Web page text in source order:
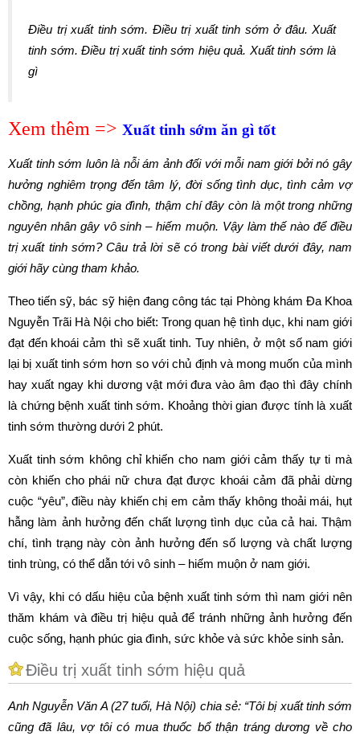
Điều trị xuất tinh sớm. Điều trị xuất tinh sớm ở đâu. Xuất
tinh sớm. Điều trị xuất tinh sớm hiệu quả. Xuất tinh sớm là
gì
Xem thêm => Xuất tinh sớm ăn gì tốt
Xuất tinh sớm luôn là nỗi ám ảnh đối với mỗi nam giới bởi nó gây
hưởng nghiêm trọng đến tâm lý, đời sống tình dục, tình cảm vợ
chồng, hạnh phúc gia đình, thậm chí đây còn là một trong những
nguyên nhân gây vô sinh – hiếm muộn. Vậy làm thế nào để điều
trị xuất tinh sớm? Câu trả lời sẽ có trong bài viết dưới đây, nam
giới hãy cùng tham khảo.
Theo tiến sỹ, bác sỹ hiện đang công tác tại Phòng khám Đa Khoa
Nguyễn Trãi Hà Nội cho biết: Trong quan hệ tình dục, khi nam giới
đạt đến khoái cảm thì sẽ xuất tinh. Tuy nhiên, ở một số nam giới
lại bị xuất tinh sớm hơn so với chủ định và mong muốn của mình
hay xuất ngay khi dương vật mới đưa vào âm đạo thì đây chính
là chứng bệnh xuất tinh sớm. Khoảng thời gian được tính là xuất
tinh sớm thường dưới 2 phút.
Xuất tinh sớm không chỉ khiến cho nam giới cảm thấy tự ti mà
còn khiến cho phái nữ chưa đạt được khoái cảm đã phải dừng
cuộc “yêu”, điều này khiến chị em cảm thấy không thoải mái, hụt
hẫng làm ảnh hưởng đến chất lượng tình dục của cả hai. Thậm
chí, tình trạng này còn ảnh hưởng đến số lượng và chất lượng
tinh trùng, có thể dẫn tới vô sinh – hiếm muộn ở nam giới.
Vì vậy, khi có dấu hiệu của bệnh xuất tinh sớm thì nam giới nên
thăm khám và điều trị hiệu quả để tránh những ảnh hưởng đến
cuộc sống, hạnh phúc gia đình, sức khỏe và sức khỏe sinh sản.
Điều trị xuất tinh sớm hiệu quả
Anh Nguyễn Văn A (27 tuổi, Hà Nội) chia sẻ: “Tôi bị xuất tinh sớm
cũng đã lâu, vợ tôi có mua thuốc bổ thận tráng dương về cho